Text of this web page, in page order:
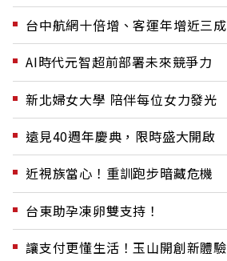
台中航網十倍增、客運年增近三成
AI時代元智超前部署未來競爭力
新北婦女大學 陪伴每位女力發光
遠見40週年慶典，限時盛大開啟
近視族當心！重訓跑步暗藏危機
台東助孕凍卵雙支持！
讓支付更懂生活！玉山開創新體驗